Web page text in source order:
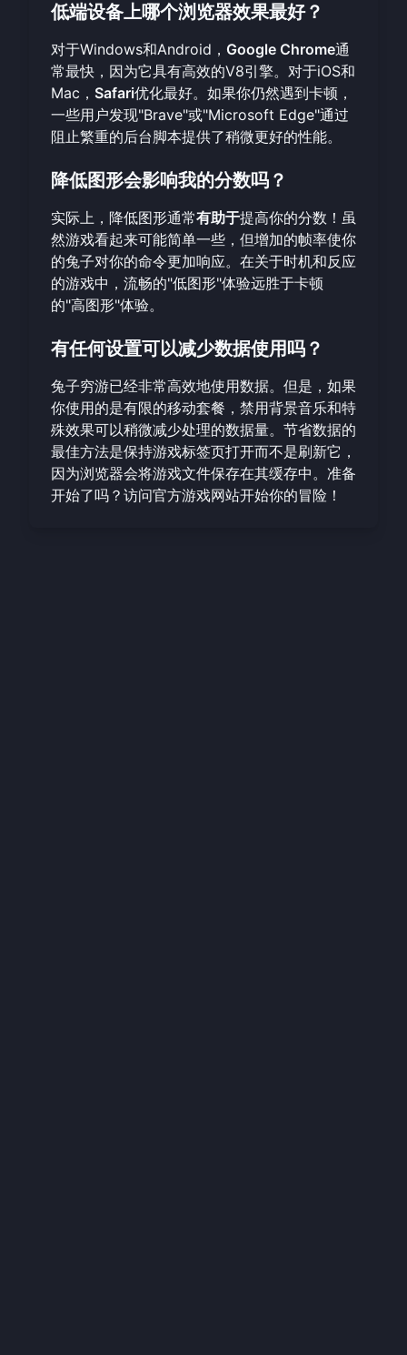
低端设备上哪个浏览器效果最好？
对于Windows和Android， Google Chrome通
常最快，因为它具有高效的V8引擎。对于iOS和
Mac， Safari优化最好。如果你仍然遇到卡顿，
一些用户发现"Brave"或"Microsoft Edge"通过
阻止繁重的后台脚本提供了稍微更好的性能。
降低图形会影响我的分数吗？
实际上，降低图形通常有助于提高你的分数！虽
然游戏看起来可能简单一些，但增加的帧率使你
的兔子对你的命令更加响应。在关于时机和反应
的游戏中，流畅的"低图形"体验远胜于卡顿
的"高图形"体验。
有任何设置可以减少数据使用吗？
兔子穷游已经非常高效地使用数据。但是，如果
你使用的是有限的移动套餐，禁用背景音乐和特
殊效果可以稍微减少处理的数据量。节省数据的
最佳方法是保持游戏标签页打开而不是刷新它，
因为浏览器会将游戏文件保存在其缓存中。准备
开始了吗？访问官方游戏网站开始你的冒险！